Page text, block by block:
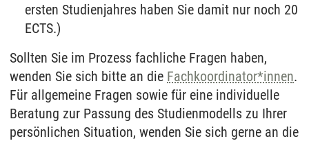
ersten Studienjahres haben Sie damit nur noch 20
ECTS.)
Sollten Sie im Prozess fachliche Fragen haben,
wenden Sie sich bitte an die Fachkoordinator*innen.
Für allgemeine Fragen sowie für eine individuelle
Beratung zur Passung des Studienmodells zu Ihrer
persönlichen Situation, wenden Sie sich gerne an die